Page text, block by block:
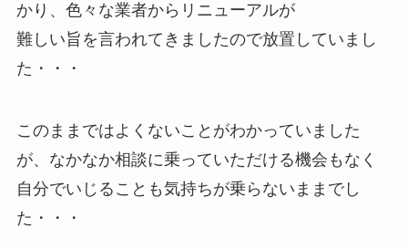
かり、色々な業者からリニューアルが
難しい旨を言われてきましたので放置していまし
た・・・
このままではよくないことがわかっていました
が、なかなか相談に乗っていただける機会もなく
自分でいじることも気持ちが乗らないままでし
た・・・